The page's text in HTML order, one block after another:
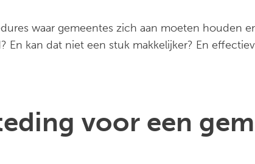
waar gemeentes zich aan moeten houden
kan dat niet een stuk makkelijker? En
voor een